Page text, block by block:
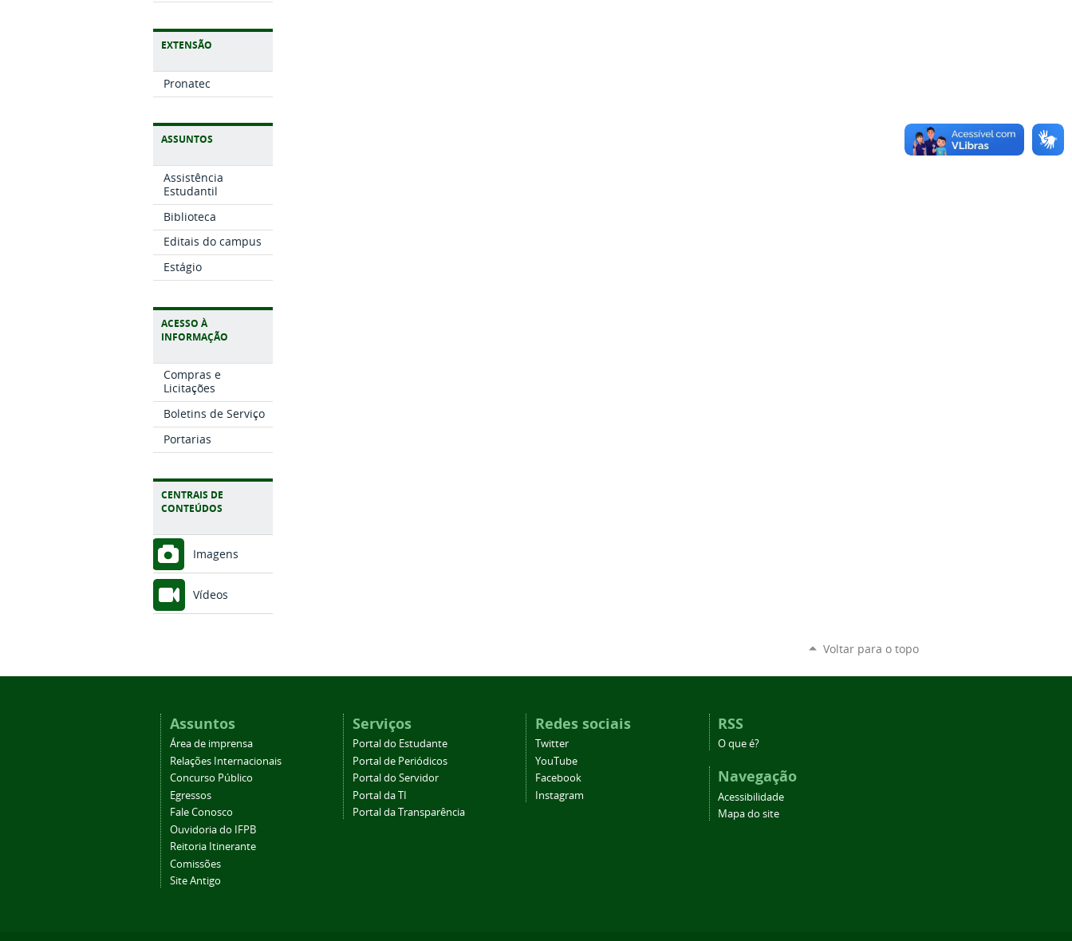
EXTENSÃO
Pronatec
ASSUNTOS
Assistência
Estudantil
Biblioteca
Editais do campus
Estágio
ACESSO À
INFORMAÇÃO
Compras e
Licitações
Boletins de Serviço
Portarias
CENTRAIS DE
CONTEÚDOS
Imagens
Vídeos
Voltar para o topo
Assuntos
Área de imprensa
Relações Internacionais
Concurso Público
Egressos
Fale Conosco
Ouvidoria do IFPB
Reitoria Itinerante
Comissões
Site Antigo
Serviços
Portal do Estudante
Portal de Periódicos
Portal do Servidor
Portal da TI
Portal da Transparência
Redes sociais
Twitter
YouTube
Facebook
Instagram
RSS
O que é?
Navegação
Acessibilidade
Mapa do site